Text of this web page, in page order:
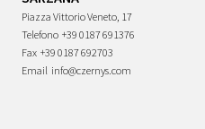
Piazza Vittorio Veneto, 17
Telefono +39 0187 691376
Fax +39 0187 692703
Email info@czernys.com